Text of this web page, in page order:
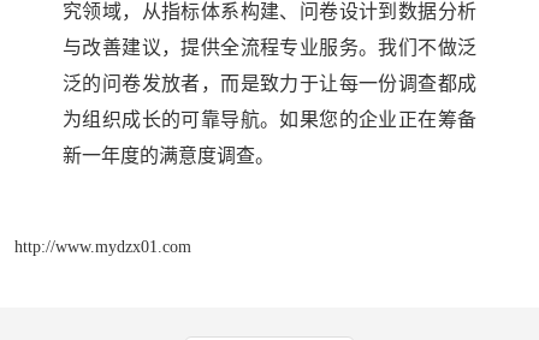
究领域，从指标体系构建、问卷设计到数据分析
与改善建议，提供全流程专业服务。我们不做泛
泛的问卷发放者，而是致力于让每一份调查都成
为组织成长的可靠导航。如果您的企业正在筹备
新一年度的满意度调查。
http://www.mydzx01.com